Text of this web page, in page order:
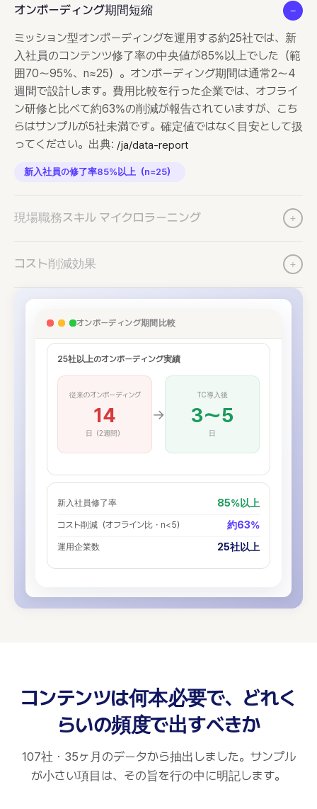
オンボーディング期間短縮 −
ミッション型オンボーディングを運用する約25社では、新
入社員のコンテンツ修了率の中央値が85%以上でした（範
囲70〜95%、n≈25）。オンボーディング期間は通常2〜4
週間で設計します。費用比較を行った企業では、オフライ
ン研修と比べて約63%の削減が報告されていますが、こち
らはサンプルが5社未満です。確定値ではなく目安として扱
ってください。出典: /ja/data-report
新入社員の修了率85%以上（n≈25）
現場職務スキル マイクロラーニング +
コスト削減効果 +
オンボーディング期間比較
25社以上のオンボーディング実績
従来のオンボーディング
14
日（2週間）
→
TC導入後
3〜5
日
新入社員修了率 85%以上
コスト削減（オフライン比・n<5） 約63%
運用企業数 25社以上
コンテンツは何本必要で、どれく
らいの頻度で出すべきか
107社・35ヶ月のデータから抽出しました。サンプル
が小さい項目は、その旨を行の中に明記します。